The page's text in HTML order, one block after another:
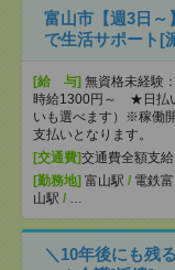
富山市【週3日～
で生活サポート[
[給 与] 無資格未経験
時給1300円～ ★日払
いも選べます）※稼働
支払いとなります。
[交通費]交通費全額支
[勤務地] 富山駅 / 電鉄
山駅 / …
＼10年後にも残